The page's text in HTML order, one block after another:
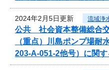
2024年2月5日更新 流域浄
公共 社会資本整備総合交
（重点）川島ポンプ場耐
203-A-051-2他号）に関